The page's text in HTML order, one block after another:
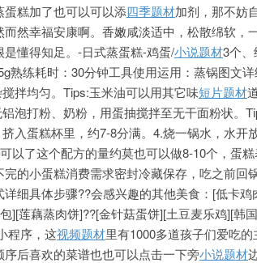
糕加了也可以可以添四季题材加剂，那不妨
然幸福安康啊。香嫩咸淡适中，松散绵软，
懂得知足。-日式蒸蛋糕-鸡蛋/小说题材3个、
熟练耗时：30分钟工具使用运用：蒸锅图文
拌均匀。Tips:玉米油可以用其它味短片题材
泡打粉、奶粉，用蛋抽搅拌至无干面粉状。
入蛋糕杯里，约7-8分满。4.烧一锅水，水开
以了这个配方的量约莫也可以做8-10个，蛋
完的小蛋糕消费需求密封冷藏保存，吃之前回
细具体步骤??会感兴趣的其他美食：[低卡鸡
][莲藕蒸肉饼]??[金针菇蛋饼][土豆麦乐鸡][韩
程序，这视频题材里有1000多道孩子们爱吃的
后喜欢的菜谱也也可以点击一下旁小说题材